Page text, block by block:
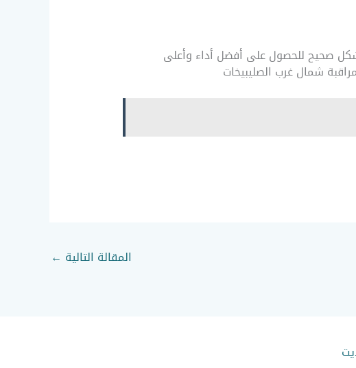
بشكل صحيح للحصول على أفضل أداء وأعلى
المقالة التالية ←